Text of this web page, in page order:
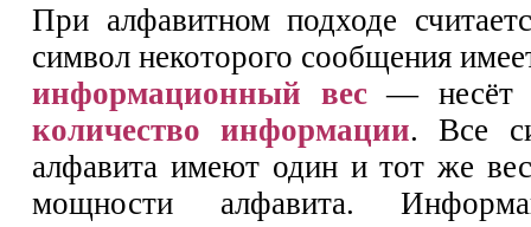
При алфавитном подходе
символ некоторого сообщения
информационный вес— несёт
количество информации. Все
алфавита имеют один и тот же
мощности алфавита.